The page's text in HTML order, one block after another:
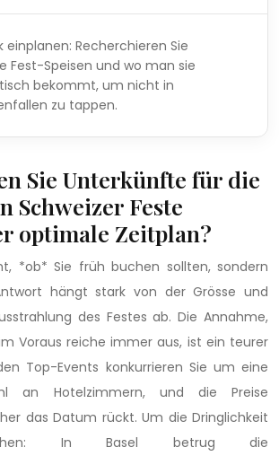
einplanen: Recherchieren Sie
Fest-Speisen und wo man sie
bekommt, um nicht in
zu tappen.
Sie Unterkünfte für die
Schweizer Feste
optimale Zeitplan?
*ob* Sie früh buchen sollten, sondern
hängt stark von der Grösse und
des Festes ab. Die Annahme,
Voraus reiche immer aus, ist ein teurer
Top-Events konkurrieren Sie um eine
an Hotelzimmern, und die Preise
das Datum rückt. Um die Dringlichkeit
In Basel betrug die